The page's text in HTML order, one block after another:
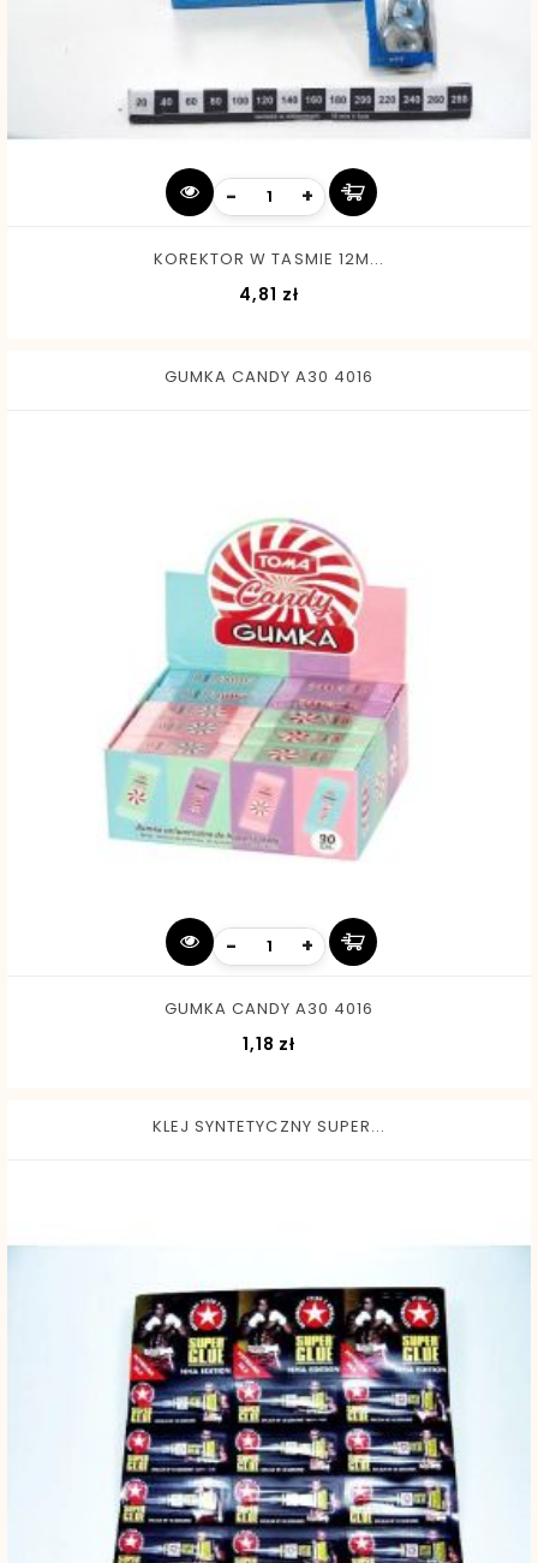
- +
KOREKTOR W TASMIE 12M...
4,81 złCena
GUMKA CANDY A30 4016
- +
GUMKA CANDY A30 4016
1,18 zł
KLEJ SYNTETYCZNY SUPER...